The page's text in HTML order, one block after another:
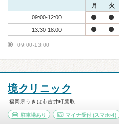
月 火
09:00-12:00
13:30-18:00
09:00-13:00
境クリニック
福岡県うきは市吉井町鷹取
駐車場あり マイナ受付(スマホ可)